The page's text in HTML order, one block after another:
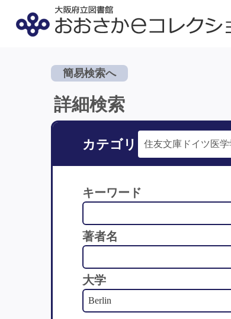
簡易検索へ
詳細検索
カテゴリ
キーワード
著者名
大学